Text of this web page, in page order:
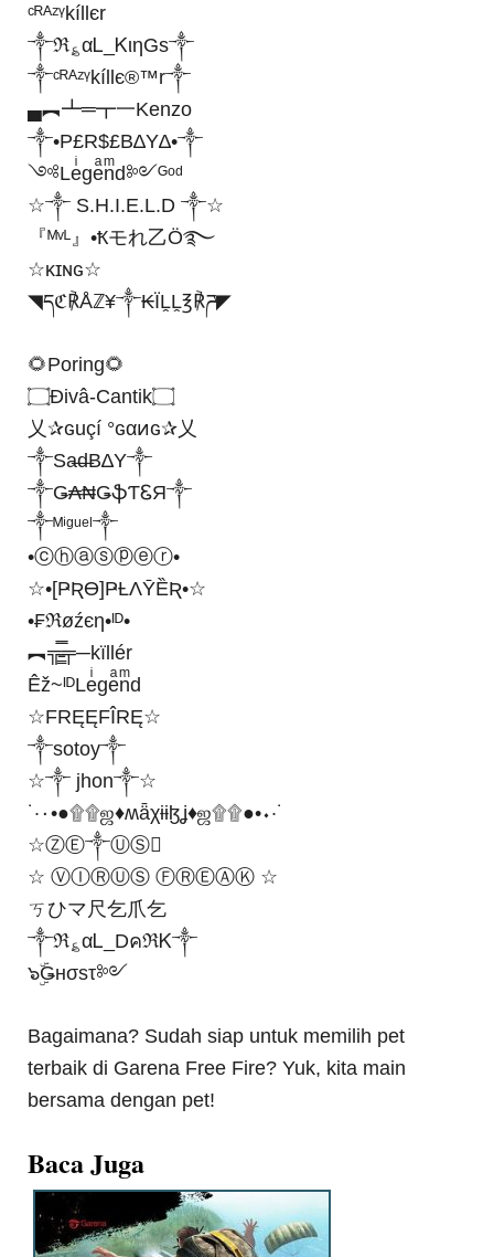
ᶜᴿᴬᶻᵞkíllєr
༒ℜ؏αᏞ_ᏦιηGs༒
༒ᶜᴿᴬᶻᵞkíllє®™r༒
▄︻┻═┳一Kenzo
༒•P£R$£B∆Y∆•༒
༺Leͥgeͣnͫd༻ᴳᵒᵈ
☆༒ S.H.I.E.L.D ༒☆
『ᴹᵛᴸ』•Ҟモれ乙Ö࿐
☆κɪɴɢ☆
◥དℭ℟Åℤ¥༒₭ÏḼḼ℥℟ཌ◤
🌻Poring🌻
۝Ðivâ-Cantik۝
乂✰ɢuçí °ɢαͷɢ✰乂
༒Sa̶d̶B∆Y༒
༒Ǥ₳₦ǤֆƬᏋЯ༒
༒ᴹⁱᵍᵘᵉˡ༒
•ⓒⓗⓐⓢⓟⓔⓡ•
☆•[ҎƦƟ]ҎȽɅȲȄƦ•☆
•₣ℜøźєη•ᴵᴰ•
︻╦̵̵͇̿̿̿̿╤─kïllér
Êž~ᴵᴰLeͥgeͣnͫd
☆FRĘĘFÎRĘ☆
༒sotoy༒
☆༒ jhon༒☆
˙·٠•●۩۩ஜ♦ʍǟχɨɨɮʝ♦ஜ۩۩●•٠·˙
☆ⓏⒺ༒ⓊⓈ
☆ ⓋⒾⓇⓊⓈ ⒻⓇⒺⒶⓀ ☆
ㄎひマ尺乞爪乞
༒ℜ؏αᏞ_DคℜᏦ༒
๖ۣۜǤнσsτ༻
Bagaimana? Sudah siap untuk memilih pet
terbaik di Garena Free Fire? Yuk, kita main
bersama dengan pet!
Baca Juga